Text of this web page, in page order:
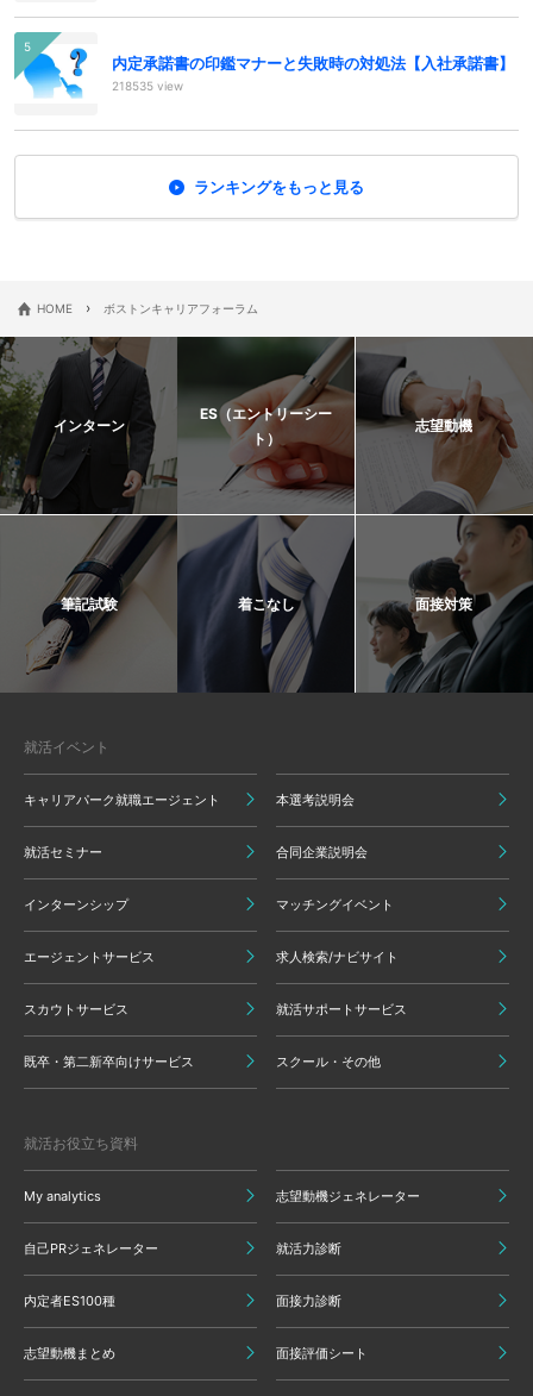
内定承諾書の印鑑マナーと失敗時の対処法【入社承諾書】
218535 view
ランキングをもっと見る
HOME › ボストンキャリアフォーラム
インターン
ES（エントリーシー
ト）
志望動機
筆記試験 着こなし 面接対策
就活イベント
キャリアパーク就職エージェント 本選考説明会
就活セミナー 合同企業説明会
インターンシップ マッチングイベント
エージェントサービス 求人検索/ナビサイト
スカウトサービス 就活サポートサービス
既卒・第二新卒向けサービス スクール・その他
就活お役立ち資料
My analytics 志望動機ジェネレーター
自己PRジェネレーター 就活力診断
内定者ES100種 面接力診断
志望動機まとめ 面接評価シート